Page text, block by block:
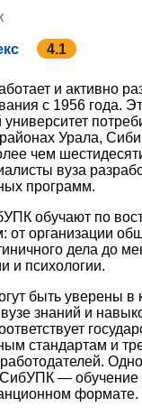
4.1
и активно
с 1956 года.
Урала,
чем
вуза
программ.
обучают по
от организации
дела до
и психологии.
быть уверены в
знаний и
стандартам и
— обучение
формате.